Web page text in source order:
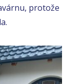
protože